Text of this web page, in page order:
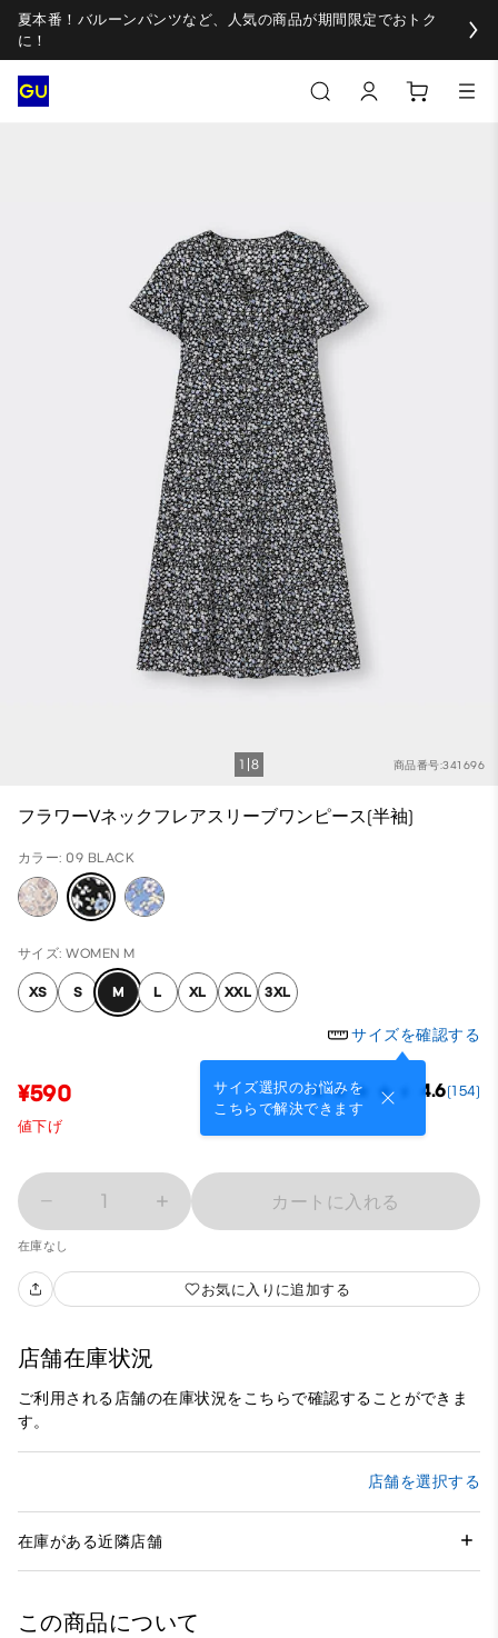
夏本番！バルーンパンツなど、人気の商品が期間限定でおトク
に！
商品番号:341696
1 8
フラワーVネックフレアスリーブワンピース(半袖)
カラー: 09 BLACK
サイズ: WOMEN M
XS S M L XL XXL 3XL
サイズを確認する
サイズ選択のお悩みを
こちらで解決できます
¥590 4.6(154)
値下げ
1 カートに入れる
在庫なし
お気に入りに追加する
店舗在庫状況
ご利用される店舗の在庫状況をこちらで確認することができま
す。
店舗を選択する
在庫がある近隣店舗
この商品について